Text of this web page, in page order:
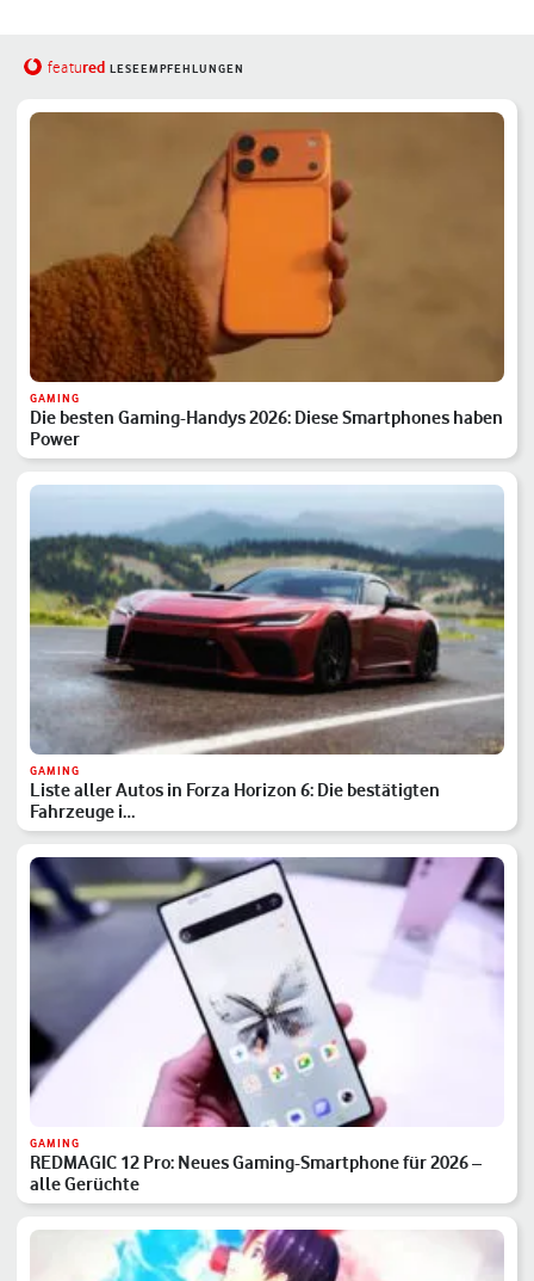
featured LESEEMPFEHLUNGEN
GAMING
Die besten Gaming-Handys 2026: Diese Smartphones haben
Power
GAMING
Liste aller Autos in Forza Horizon 6: Die bestätigten
Fahrzeuge i…
GAMING
REDMAGIC 12 Pro: Neues Gaming-Smartphone für 2026 –
alle Gerüchte